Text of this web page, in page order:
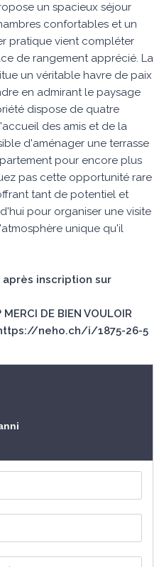
un spacieux séjour
confortables et un
pratique vient compléter
de rangement apprécié. La
un véritable havre de paix
en admirant le paysage
dispose de quatre
des amis et de la
d'aménager une terrasse
pour encore plus
pas cette opportunité rare
tant de potentiel et
pour organiser une visite
unique qu'il
inscription sur
DE BIEN VOULOIR
https://neho.ch/i/1875-26-5